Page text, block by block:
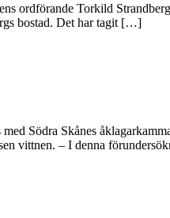
ordförande Torkild
bostad. Det har tagit […]
Södra Skånes
vittnen. – I denna